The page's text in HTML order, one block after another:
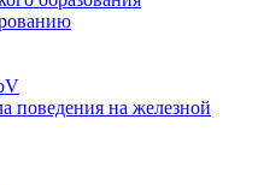
поведения на железной